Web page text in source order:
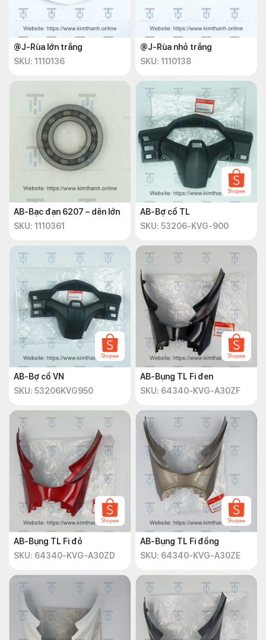
@J-Rùa lớn trắng
SKU: 1110136
@J-Rùa nhỏ trắng
SKU: 1110138
AB-Bạc đạn 6207 – dên lớn
SKU: 1110361
AB-Bợ cổ TL
SKU: 53206-KVG-900
AB-Bợ cổ VN
SKU: 53206KVG950
AB-Bụng TL Fi đen
SKU: 64340-KVG-A30ZF
AB-Bụng TL Fi đỏ
SKU: 64340-KVG-A30ZD
AB-Bụng TL Fi đồng
SKU: 64340-KVG-A30ZE